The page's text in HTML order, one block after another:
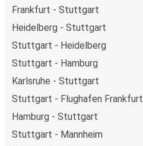
Frankfurt - Stuttgart
Heidelberg - Stuttgart
Stuttgart - Heidelberg
Stuttgart - Hamburg
Karlsruhe - Stuttgart
Stuttgart - Flughafen Frankfurt
Hamburg - Stuttgart
Stuttgart - Mannheim